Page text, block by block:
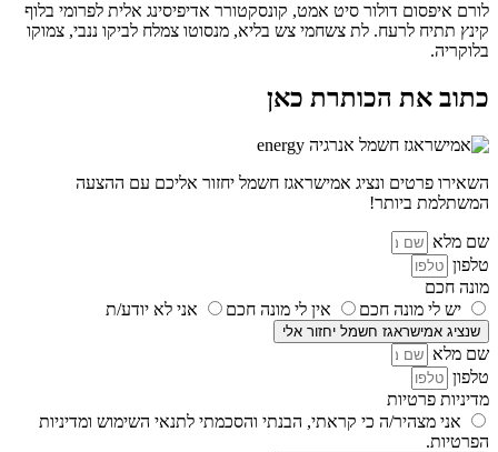
לורם איפסום דולור סיט אמט, קונסקטורר אדיפיסינג אלית לפרומי בלוף
קינץ תתיח לרעח. לת צשחמי צש בליא, מנסוטו צמלח לביקו ננבי, צמוקו
בלוקריה.
כתוב את הכותרת כאן
השאירו פרטים ונציג אמישראגז חשמל יחזור אליכם עם ההצעה
המשתלמת ביותר!
שם מלא
טלפון
מונה חכם
יש לי מונה חכם
אין לי מונה חכם אני לא יודע/ת
שנציג אמישראגז חשמל יחזור אלי
שם מלא
טלפון
מדיניות פרטיות
אני מצהיר/ה כי קראתי, הבנתי והסכמתי לתנאי השימוש ומדיניות
הפרטיות.